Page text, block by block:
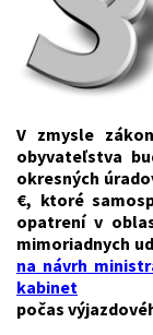
V zmysle
obyvateľstva
okresných
€, ktoré s
opatrení v
mimoriadnych
na návrh
kabinet
počas